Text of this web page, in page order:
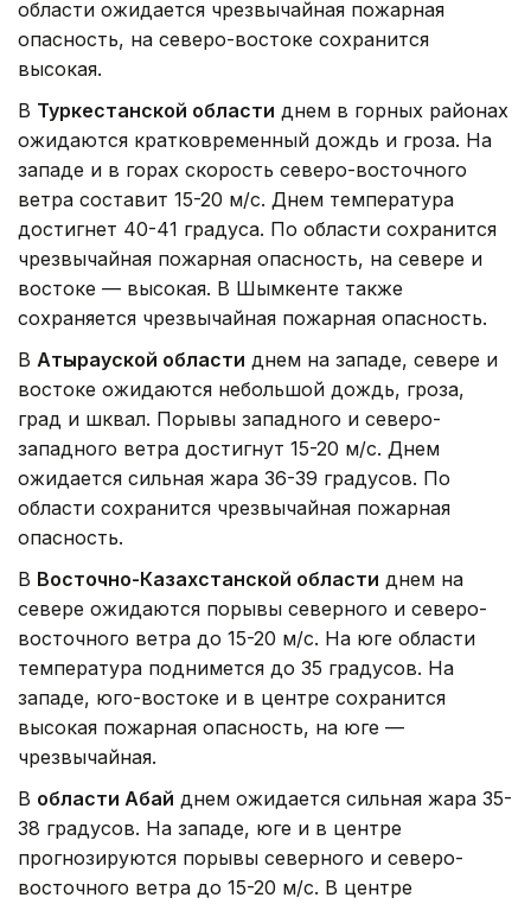
области ожидается чрезвычайная пожарная
опасность, на северо-востоке сохранится
высокая.
В Туркестанской области днем в горных районах
ожидаются кратковременный дождь и гроза. На
западе и в горах скорость северо-восточного
ветра составит 15-20 м/с. Днем температура
достигнет 40-41 градуса. По области сохранится
чрезвычайная пожарная опасность, на севере и
востоке — высокая. В Шымкенте также
сохраняется чрезвычайная пожарная опасность.
В Атырауской области днем на западе, севере и
востоке ожидаются небольшой дождь, гроза,
град и шквал. Порывы западного и северо-
западного ветра достигнут 15-20 м/с. Днем
ожидается сильная жара 36-39 градусов. По
области сохранится чрезвычайная пожарная
опасность.
В Восточно-Казахстанской области днем на
севере ожидаются порывы северного и северо-
восточного ветра до 15-20 м/с. На юге области
температура поднимется до 35 градусов. На
западе, юго-востоке и в центре сохранится
высокая пожарная опасность, на юге —
чрезвычайная.
В области Абай днем ожидается сильная жара 35-
38 градусов. На западе, юге и в центре
прогнозируются порывы северного и северо-
восточного ветра до 15-20 м/с. В центре